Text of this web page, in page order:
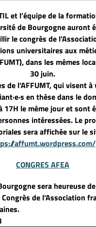
et l’équipe de la
de Bourgogne auront
le congrès de
universitaires aux
dans les mêmes
30 juin.
de l’AFFUMT, qui visent
en thèse dans le
17H le même jour et sont
intéressées. Le
sera affichée sur le
affumt.wordpress.com/
CONGRES AFEA
sera heureuse
de l’Association